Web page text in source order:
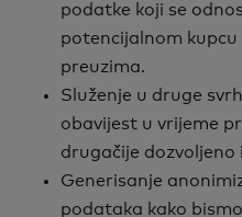
podatke koji se
potencijalnom
preuzima.
Služenje u druge
obavijest u vrijeme
drugačije
Generisanje
podataka kako